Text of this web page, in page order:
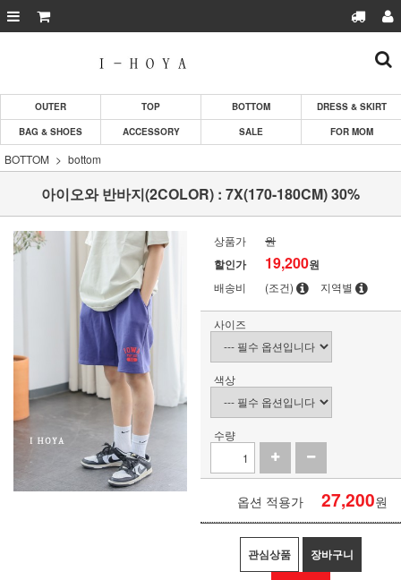
OUTER TOP BOTTOM
DRESS & SKIRT
BAG & SHOES
ACCESSORY SALE FOR MOM
BOTTOM bottom
아이오와 반바지(2COLOR) : 7X(170-180CM) 30%
상품가 원
할인가 19,200원
배송비 (조건) 지역별
사이즈
색상
수량
옵션 적용가 27,200원
관심상품 장바구니